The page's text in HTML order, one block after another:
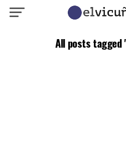
All posts tagged